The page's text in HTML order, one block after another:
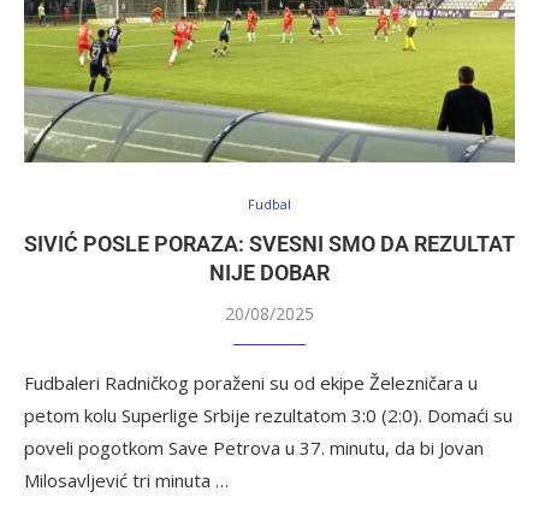
Fudbal
SIVIĆ POSLE PORAZA: SVESNI SMO DA REZULTAT
NIJE DOBAR
20/08/2025
Fudbaleri Radničkog poraženi su od ekipe Železničara u
petom kolu Superlige Srbije rezultatom 3:0 (2:0). Domaći su
poveli pogotkom Save Petrova u 37. minutu, da bi Jovan
Milosavljević tri minuta …